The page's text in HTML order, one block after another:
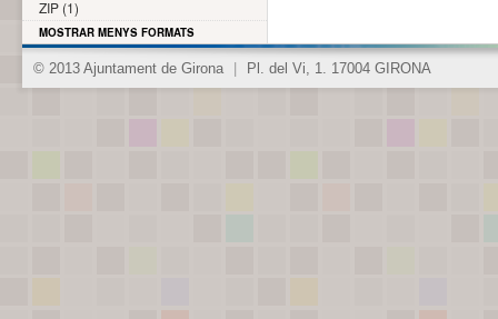
ZIP (1)
MOSTRAR MENYS FORMATS
© 2013 Ajuntament de Girona Pl. del Vi, 1. 17004 GIRONA